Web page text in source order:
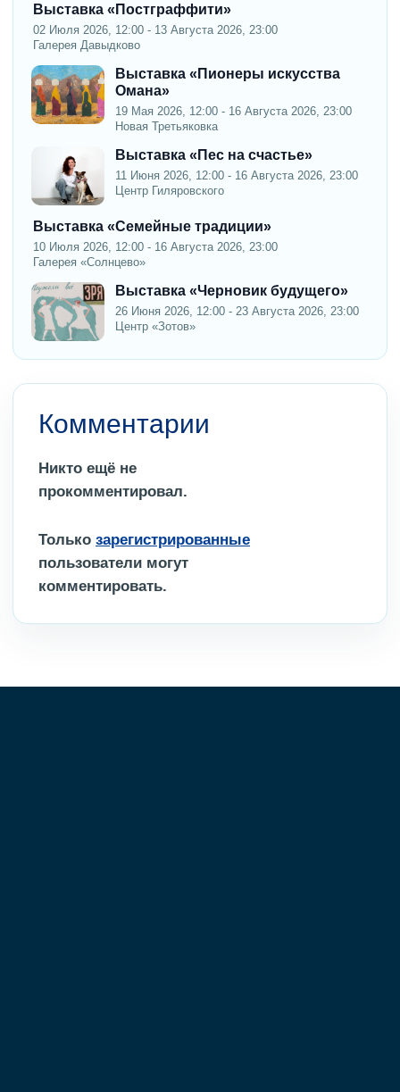
Выставка «Постграффити»
02 Июля 2026, 12:00 - 13 Августа 2026, 23:00
Галерея Давыдково
Выставка «Пионеры искусства
Омана»
19 Мая 2026, 12:00 - 16 Августа 2026, 23:00
Новая Третьяковка
Выставка «Пес на счастье»
11 Июня 2026, 12:00 - 16 Августа 2026, 23:00
Центр Гиляровского
Выставка «Семейные традиции»
10 Июля 2026, 12:00 - 16 Августа 2026, 23:00
Галерея «Солнцево»
Выставка «Черновик будущего»
26 Июня 2026, 12:00 - 23 Августа 2026, 23:00
Центр «Зотов»
Комментарии
Никто ещё не
прокомментировал.
Только зарегистрированные
пользователи могут
комментировать.